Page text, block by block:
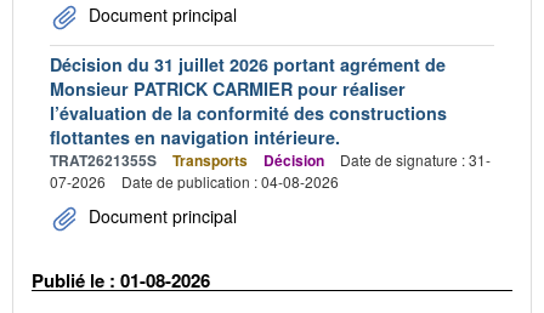
Document principal
Décision du 31 juillet 2026 portant agrément de
Monsieur PATRICK CARMIER pour réaliser
l’évaluation de la conformité des constructions
flottantes en navigation intérieure.
TRAT2621355S Transports Décision
Date de signature : 31-
07-2026
Date de publication : 04-08-2026
Document principal
Publié le : 01-08-2026